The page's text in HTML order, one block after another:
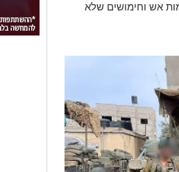
אש וחימושים שלא